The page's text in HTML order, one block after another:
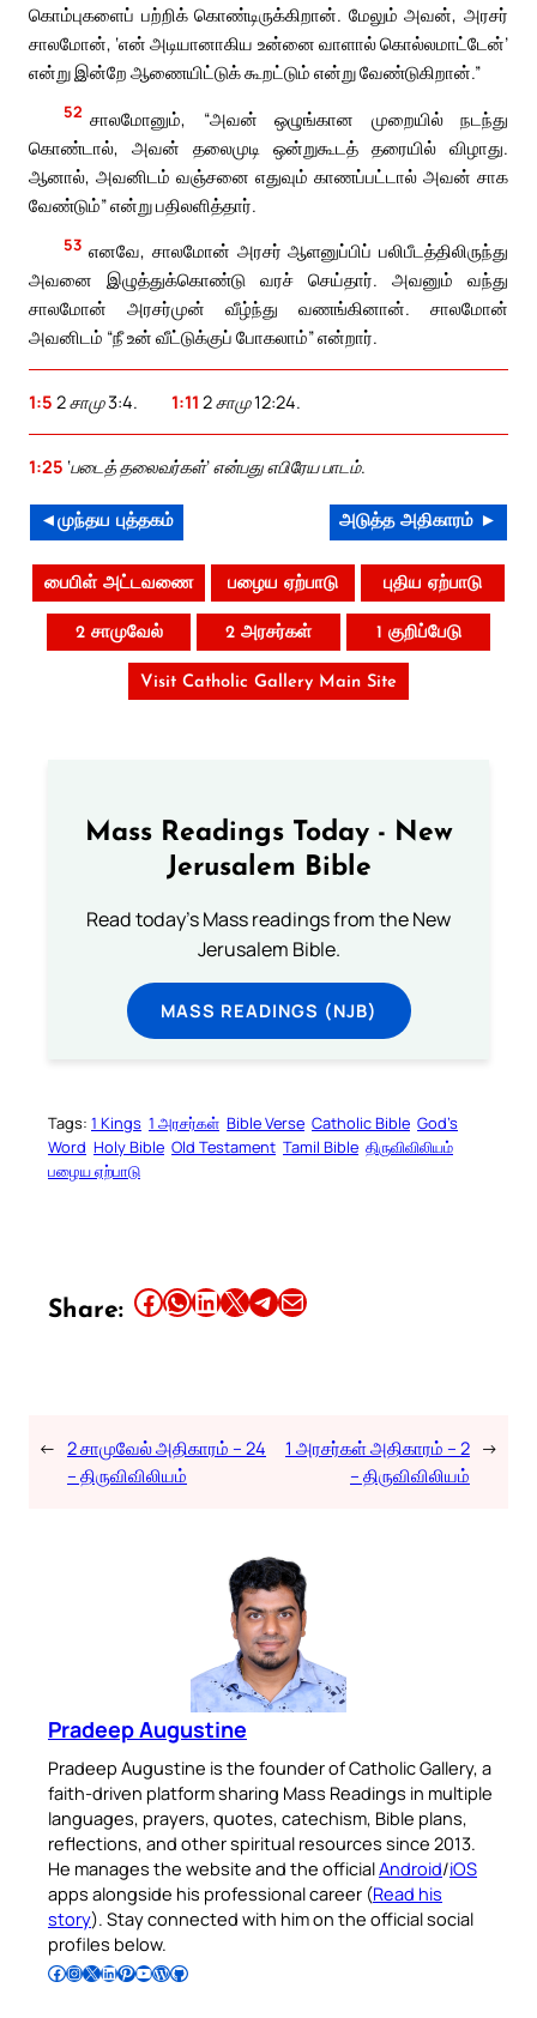
கொம்புகளைப் பற்றிக் கொண்டிருக்கிறான். மேலும் அவன், அரசர்
சாலமோன், ‘என் அடியானாகிய உன்னை வாளால் கொல்லமாட்டேன்’
என்று இன்றே ஆணையிட்டுக் கூறட்டும் என்று வேண்டுகிறான்.”
52 சாலமோனும், “அவன் ஒழுங்கான முறையில் நடந்து
கொண்டால், அவன் தலைமுடி ஒன்றுகூடத் தரையில் விழாது.
ஆனால், அவனிடம் வஞ்சனை எதுவும் காணப்பட்டால் அவன் சாக
வேண்டும்” என்று பதிலளித்தார்.
53 எனவே, சாலமோன் அரசர் ஆளனுப்பிப் பலிபீடத்திலிருந்து
அவனை இழுத்துக்கொண்டு வரச் செய்தார். அவனும் வந்து
சாலமோன் அரசர்முன் வீழ்ந்து வணங்கினான். சாலமோன்
அவனிடம் “நீ உன் வீட்டுக்குப் போகலாம்” என்றார்.
1:5 2 சாமு 3:4. 1:11 2 சாமு 12:24.
1:25 ‘படைத் தலைவர்கள்’ என்பது எபிரேய பாடம்.
◄முந்தய புத்தகம் அடுத்த அதிகாரம் ►
பைபிள் அட்டவணை பழைய ஏற்பாடு புதிய ஏற்பாடு
2 சாமுவேல் 2 அரசர்கள் 1 குறிப்பேடு
Visit Catholic Gallery Main Site
Mass Readings Today - New
Jerusalem Bible
Read today's Mass readings from the New
Jerusalem Bible.
MASS READINGS (NJB)
Tags: 1 Kings 1 அரசர்கள் Bible Verse Catholic Bible God’s
Word Holy Bible Old Testament Tamil Bible திருவிவிலியம்
பழைய ஏற்பாடு
Share: Share this article on Facebook Share this article on WhatsApp Share this article on LinkedIn Share this article on X Share this article on TelegramEmail this Article
← 2 சாமுவேல் அதிகாரம் – 24
– திருவிவிலியம்
1 அரசர்கள் அதிகாரம் – 2
– திருவிவிலியம்
→
Pradeep Augustine
Pradeep Augustine is the founder of Catholic Gallery, a
faith-driven platform sharing Mass Readings in multiple
languages, prayers, quotes, catechism, Bible plans,
reflections, and other spiritual resources since 2013.
He manages the website and the officialAndroid/iOS
apps alongside his professional career (Read his
story). Stay connected with him on the official social
profiles below.
Follow Pradeep on Facebook Follow Pradeep on InstagramFollow Pradeep on X Follow Pradeep on LinkedIn Follow Pradeep on Pinterest Subscribe to Pradeep’s Youtube Channel Follow Pradeep on WordPress Follow Pradeep on GitHub